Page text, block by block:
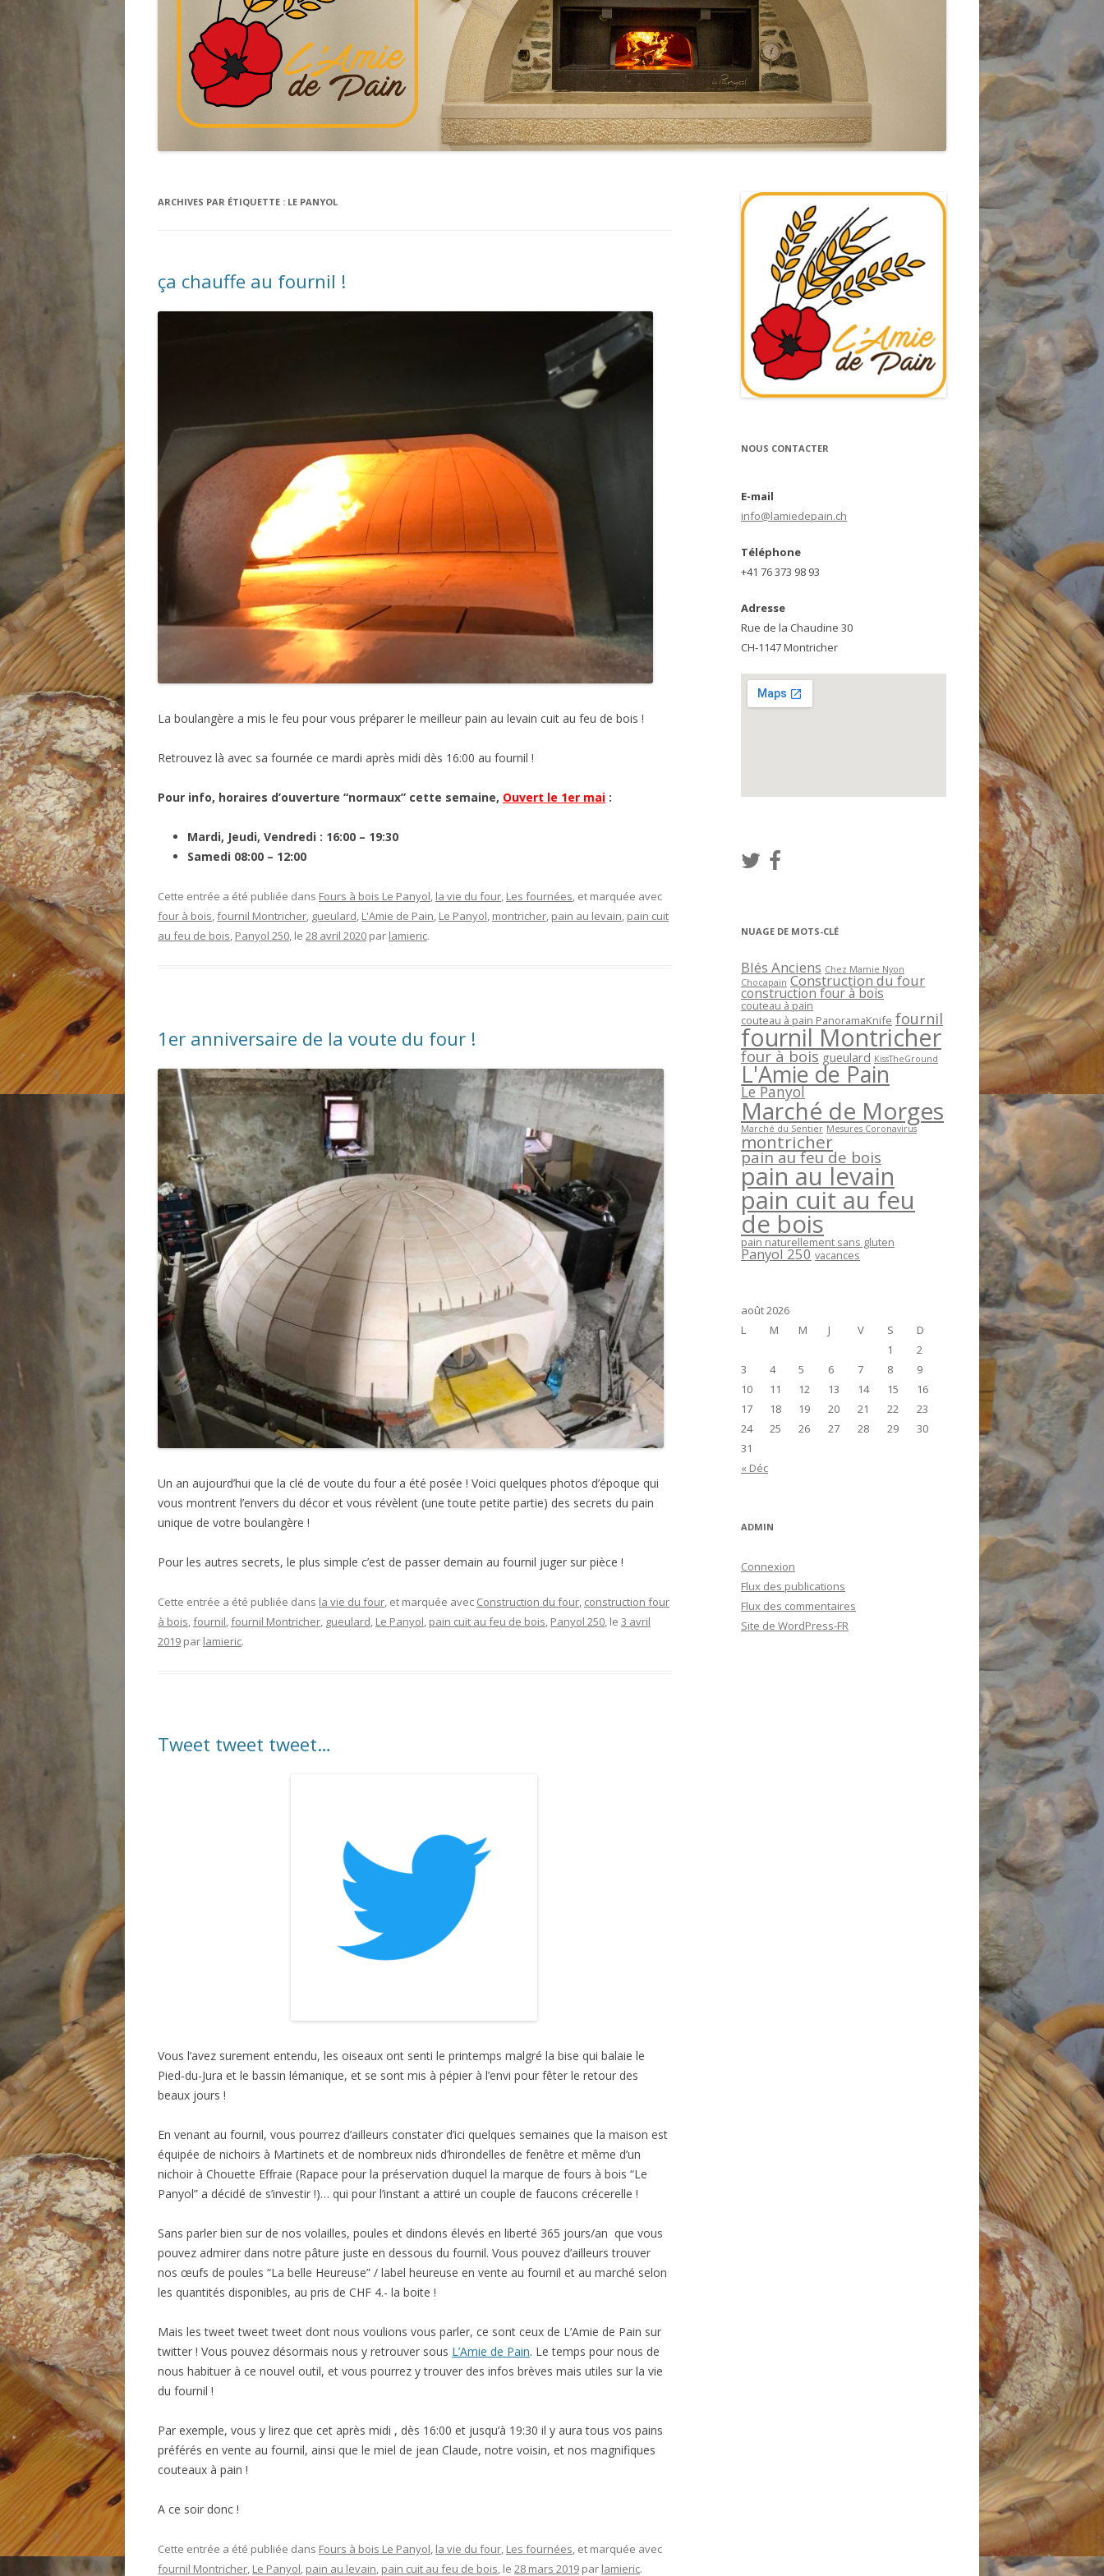
DOUBLE ENTRÉE
ARCHIVES PAR ÉTIQUETTE : LE PANYOL
ça chauffe au fournil !
La boulangère a mis le feu pour vous préparer le meilleur pain au levain cuit au feu de bois !
Retrouvez là avec sa fournée ce mardi après midi dès 16:00 au fournil !
Pour info, horaires d’ouverture “normaux” cette semaine, Ouvert le 1er mai :
Mardi, Jeudi, Vendredi : 16:00 – 19:30
Samedi 08:00 – 12:00
Cette entrée a été publiée dans Fours à bois Le Panyol, la vie du four, Les fournées, et marquée avec
four à bois,fournil Montricher, gueulard, L'Amie de Pain, Le Panyol, montricher, pain au levain, pain cuit
au feu de bois, Panyol 250, le 28 avril 2020 par lamieric.
1er anniversaire de la voute du four !
Un an aujourd’hui que la clé de voute du four a été posée ! Voici quelques photos d’époque qui
vous montrent l’envers du décor et vous révèlent (une toute petite partie) des secrets du pain
unique de votre boulangère !
Pour les autres secrets, le plus simple c’est de passer demain au fournil juger sur pièce !
Cette entrée a été publiée dans la vie du four, et marquée avec Construction du four, construction four
à bois,fournil,fournil Montricher, gueulard, Le Panyol, pain cuit au feu de bois, Panyol 250, le 3 avril
2019 par lamieric.
Tweet tweet tweet…
Vous l’avez surement entendu, les oiseaux ont senti le printemps malgré la bise qui balaie le
Pied-du-Jura et le bassin lémanique, et se sont mis à pépier à l’envi pour fêter le retour des
beaux jours !
En venant au fournil, vous pourrez d’ailleurs constater d’ici quelques semaines que la maison est
équipée de nichoirs à Martinets et de nombreux nids d’hirondelles de fenêtre et même d’un
nichoir à Chouette Effraie (Rapace pour la préservation duquel la marque de fours à bois “Le
Panyol” a décidé de s’investir !)… qui pour l’instant a attiré un couple de faucons crécerelle !
Sans parler bien sur de nos volailles, poules et dindons élevés en liberté 365 jours/an que vous
pouvez admirer dans notre pâture juste en dessous du fournil. Vous pouvez d’ailleurs trouver
nos œufs de poules “La belle Heureuse” / label heureuse en vente au fournil et au marché selon
les quantités disponibles, au pris de CHF 4.- la boite !
Mais les tweet tweet tweet dont nous voulions vous parler, ce sont ceux de L’Amie de Pain sur
twitter ! Vous pouvez désormais nous y retrouver sous L’Amie de Pain. Le temps pour nous de
nous habituer à ce nouvel outil, et vous pourrez y trouver des infos brèves mais utiles sur la vie
du fournil !
Par exemple, vous y lirez que cet après midi , dès 16:00 et jusqu’à 19:30 il y aura tous vos pains
préférés en vente au fournil, ainsi que le miel de jean Claude, notre voisin, et nos magnifiques
couteaux à pain !
A ce soir donc !
Cette entrée a été publiée dans Fours à bois Le Panyol, la vie du four, Les fournées, et marquée avec
fournil Montricher, Le Panyol, pain au levain, pain cuit au feu de bois, le 28 mars 2019 par lamieric.
NOUS CONTACTER
E-mail
info@lamiedepain.ch
Téléphone
+41 76 373 98 93
Adresse
Rue de la Chaudine 30
CH-1147 Montricher
NUAGE DE MOTS-CLÉ
Blés Anciens Chez Mamie Nyon
Chocapain Construction du four
construction four à bois
couteau à pain
couteau à pain PanoramaKnife fournil
fournil Montricher
four à bois gueulard KissTheGround
L'Amie de Pain
Le Panyol
Marché de Morges
Marché du Sentier Mesures Coronavirus
montricher
pain au feu de bois
pain au levain
pain cuit au feu
de bois
pain naturellement sans gluten
Panyol 250 vacances
août 2026
L
M M J V S
D
1
2
3
4 5 6 7 8
9
10
11 12 13 14 15
16
17
18 19 20 21 22
23
24
25 26 27 28 29
30
31
« Déc
ADMIN
Connexion
Flux des publications
Flux des commentaires
Site de WordPress-FR